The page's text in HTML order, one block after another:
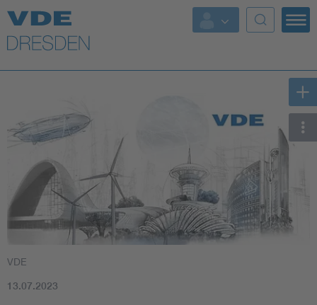
Top Themen
Fokusthemen
Energy
AI & Digital Trust
Health
Mobility
VDE
13.07.2023